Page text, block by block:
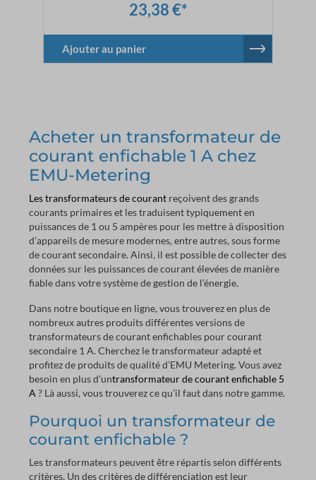
le matériel de fixation nécessaire. L’encliquetage sur
Caractéristiques techniquesCourant
primaire : 150 ACourant
secondaire : 1 ADimensions :
23,38 €*
Ajouter au panier
Acheter un transformateur de
courant enfichable 1 A chez
EMU-Metering
Les transformateurs de courant reçoivent des grands
courants primaires et les traduisent typiquement en
puissances de 1 ou 5 ampères pour les mettre à disposition
d’appareils de mesure modernes, entre autres, sous forme
de courant secondaire. Ainsi, il est possible de collecter des
données sur les puissances de courant élevées de manière
fiable dans votre système de gestion de l’énergie.
Dans notre boutique en ligne, vous trouverez en plus de
nombreux autres produits différentes versions de
transformateurs de courant enfichables pour courant
secondaire 1 A. Cherchez le transformateur adapté et
profitez de produits de qualité d’EMU Metering. Vous avez
besoin en plus d’untransformateur de courant enfichable 5
A ? Là aussi, vous trouverez ce qu’il faut dans notre gamme.
Pourquoi un transformateur de
courant enfichable ?
Les transformateurs peuvent être répartis selon différents
critères. Un des critères de différenciation est leur